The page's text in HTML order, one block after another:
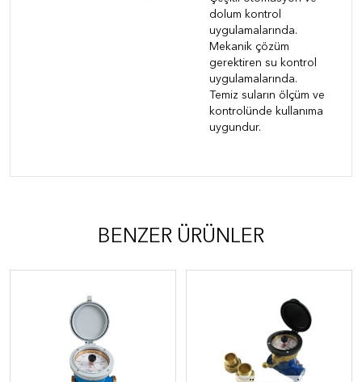
dolum kontrol
uygulamalarında.
Mekanik çözüm
gerektiren su kontrol
uygulamalarında.
Temiz suların ölçüm ve
kontrolünde kullanıma
uygundur.
BENZER ÜRÜNLER